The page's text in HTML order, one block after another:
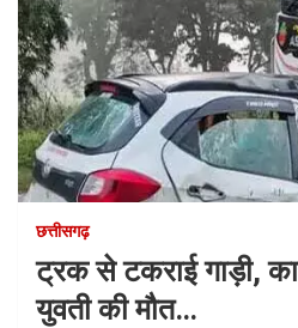
छत्तीसगढ़
ट्रक से टकराई गाड़ी,
युवती की मौत…